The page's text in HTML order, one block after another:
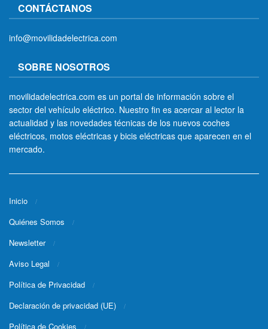
CONTÁCTANOS
info@movilidadelectrica.com
SOBRE NOSOTROS
movilidadelectrica.com es un portal de información sobre el
sector del vehículo eléctrico. Nuestro fin es acercar al lector la
actualidad y las novedades técnicas de los nuevos coches
eléctricos, motos eléctricas y bicis eléctricas que aparecen en el
mercado.
Inicio
Quiénes Somos
Newsletter
Aviso Legal
Política de Privacidad
Declaración de privacidad (UE)
Política de Cookies